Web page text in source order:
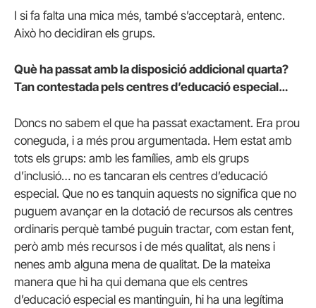
I si fa falta una mica més, també s’acceptarà, entenc.
Això ho decidiran els grups.
Què ha passat amb la disposició addicional quarta?
Tan contestada pels centres d’educació especial…
Doncs no sabem el que ha passat exactament. Era prou
coneguda, i a més prou argumentada. Hem estat amb
tots els grups: amb les famílies, amb els grups
d’inclusió… no es tancaran els centres d’educació
especial. Que no es tanquin aquests no significa que no
puguem avançar en la dotació de recursos als centres
ordinaris perquè també puguin tractar, com estan fent,
però amb més recursos i de més qualitat, als nens i
nenes amb alguna mena de qualitat. De la mateixa
manera que hi ha qui demana que els centres
d’educació especial es mantinguin, hi ha una legítima